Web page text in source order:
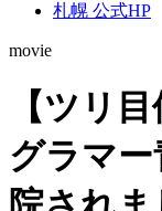
札幌 公式HP
movie
【ツリ
グラマ